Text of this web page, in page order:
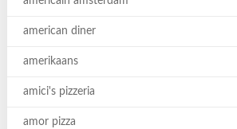
american diner
amerikaans
amici's pizzeria
amor pizza